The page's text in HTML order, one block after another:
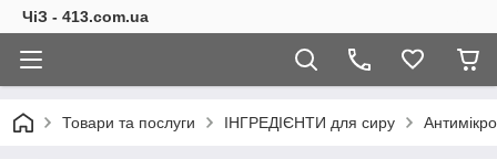
ЧіЗ - 413.com.ua
Товари та послуги ІНГРЕДІЄНТИ для сиру